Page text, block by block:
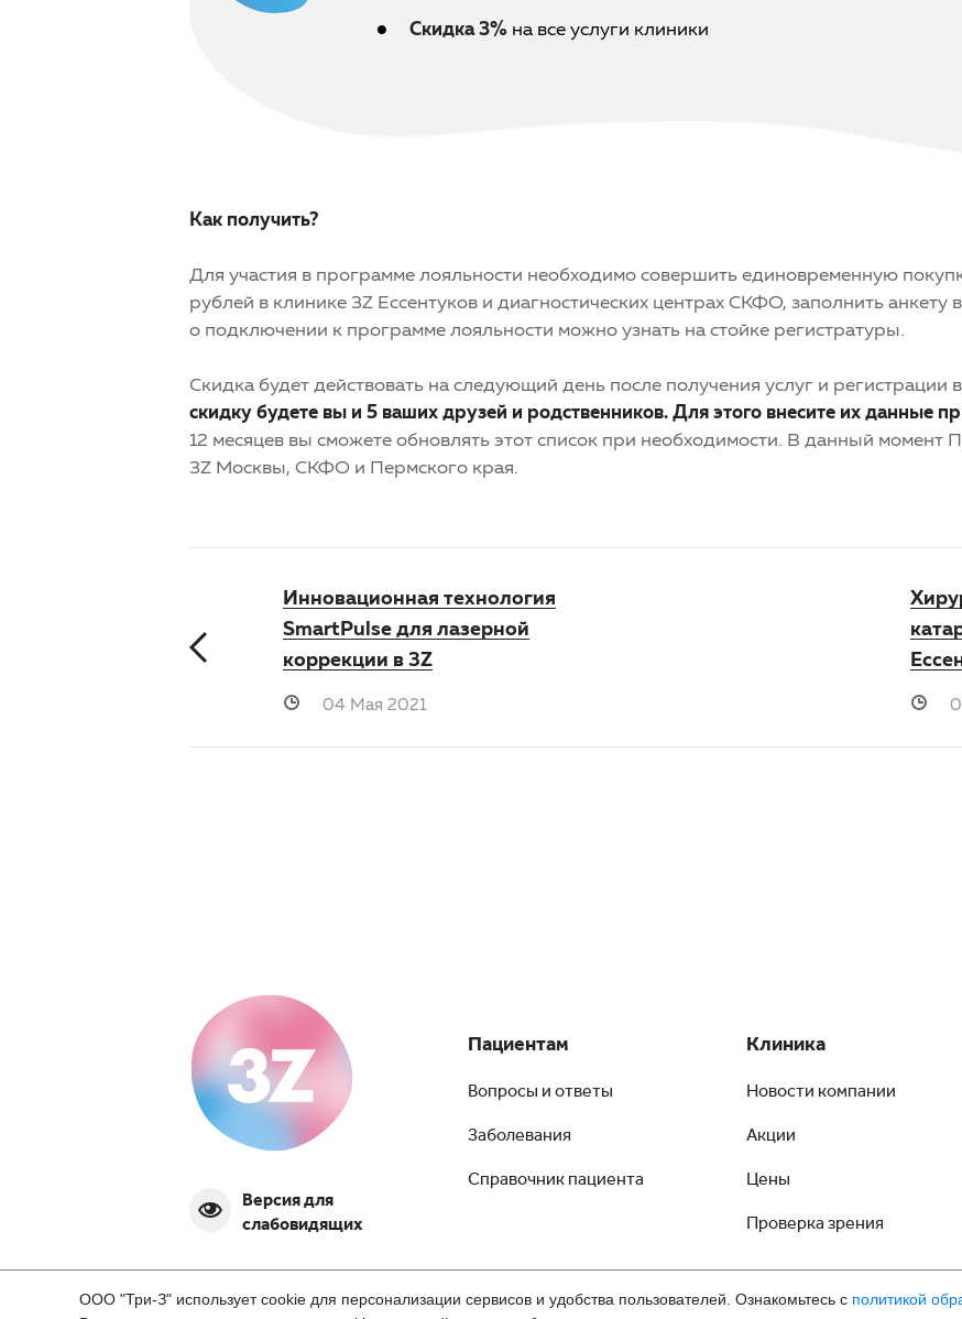
Скидка 3% на все услуги клиники
Как получить?
Для участия в программе лояльности необходимо совершить единовременную
рублей в клинике 3Z Ессентуков и диагностических центрах СКФО, заполнить
о подключении к программе лояльности можно узнать на стойке регистратуры.
Скидка будет действовать на следующий день после получения услуг и регистрации
скидку будете вы и 5 ваших друзей и родственников. Для этого внесите их данные
12 месяцев вы сможете обновлять этот список при необходимости. В данный момент
3Z Москвы, СКФО и Пермского края.
Инновационная технология
SmartPulse для лазерной
коррекции в 3Z
04 Мая 2021
Версия для
слабовидящих
Пациентам
Вопросы и ответы
Заболевания
Справочник пациента
Клиника
Новости компании
Акции
Цены
Проверка зрения
ООО "Три-З" использует cookie для персонализации сервисов и удобства пользователей. Ознакомьтесь с политикой